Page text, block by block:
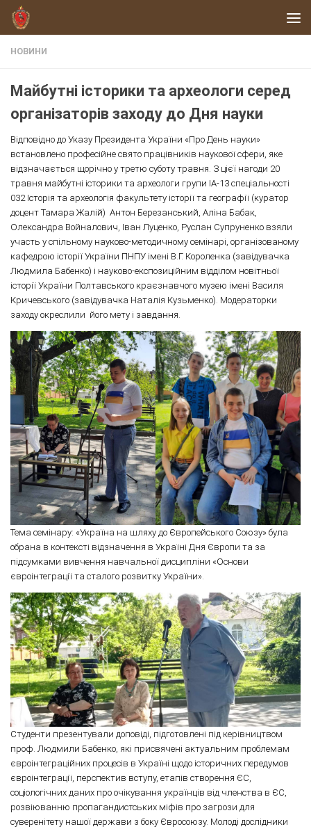
Skip to content
НОВИНИ
Майбутні історики та археологи серед
організаторів заходу до Дня науки
Відповідно до Указу Президента України «Про День науки»
встановлено професійне свято працівників наукової сфери, яке
відзначається щорічно у третю суботу травня. З цієї нагоди 20
травня майбутні історики та археологи групи ІА-13 спеціальності
032 Історія та археологія факультету історії та географії (куратор
доцент Тамара Жалій) Антон Березанський, Аліна Бабак,
Олександра Войналович, Іван Луценко, Руслан Супруненко взяли
участь у спільному науково-методичному семінарі, організованому
кафедрою історії України ПНПУ імені В.Г. Короленка (завідувачка
Людмила Бабенко) і науково-експозиційним відділом новітньої
історії України Полтавського краєзнавчого музею імені Василя
Кричевського (завідувачка Наталія Кузьменко). Модераторки
заходу окреслили його мету і завдання.
Тема семінару: «Україна на шляху до Європейського Союзу» була
обрана в контексті відзначення в Україні Дня Європи та за
підсумками вивчення навчальної дисципліни «Основи
євроінтеграції та сталого розвитку України».
Студенти презентували доповіді, підготовлені під керівництвом
проф. Людмили Бабенко, які присвячені актуальним проблемам
євроінтеграційних процесів в Україні щодо історичних передумов
євроінтеграції, перспектив вступу, етапів створення ЄС,
соціологічних даних про очікування українців від членства в ЄС,
розвіюванню пропагандистських міфів про загрози для
суверенітету нашої держави з боку Євросоюзу. Молоді дослідники